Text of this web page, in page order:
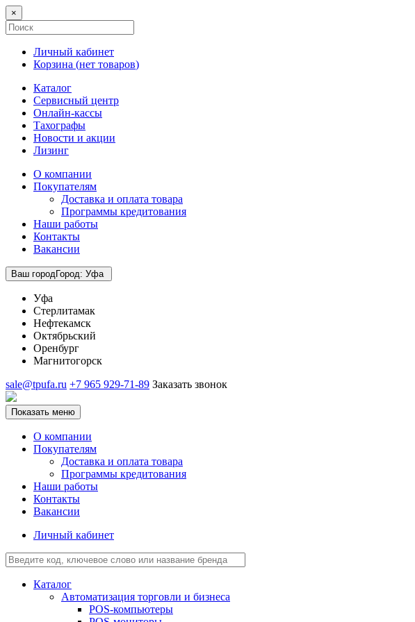
×
Личный кабинет
Корзина (нет товаров)
Каталог
Сервисный центр
Онлайн-кассы
Тахографы
Новости и акции
Лизинг
О компании
Покупателям
Доставка и оплата товара
Программы кредитования
Наши работы
Контакты
Вакансии
Ваш городГород: Уфа
Уфа
Стерлитамак
Нефтекамск
Октябрьский
Оренбург
Магнитогорск
sale@tpufa.ru +7 965 929-71-89 Заказать звонок
Показать меню
О компании
Покупателям
Доставка и оплата товара
Программы кредитования
Наши работы
Контакты
Вакансии
Личный кабинет
Каталог
Автоматизация торговли и бизнеса
POS-компьютеры